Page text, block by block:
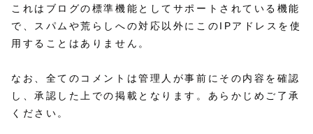
これはブログの標準機能としてサポートされている機能
で、スパムや荒らしへの対応以外にこのIPアドレスを使
用することはありません。
なお、全てのコメントは管理人が事前にその内容を確認
し、承認した上での掲載となります。あらかじめご了承
ください。